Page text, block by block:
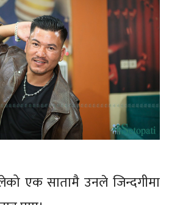
एक सातामै उनले जिन्दगीमा